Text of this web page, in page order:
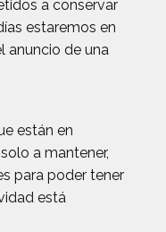
a conservar
estaremos en
anuncio de una
están en
a mantener,
para poder tener
está